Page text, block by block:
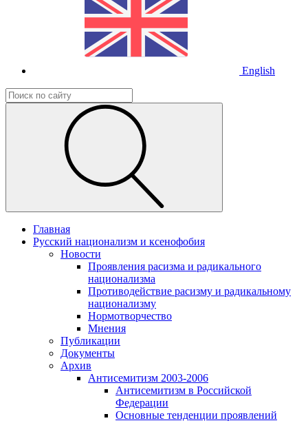
English
Главная
Русский национализм и ксенофобия
Новости
Проявления расизма и радикального
национализма
Противодействие расизму и радикальному
национализму
Нормотворчество
Мнения
Публикации
Документы
Архив
Антисемитизм 2003-2006
Антисемитизм в Российской
Федерации
Основные тенденции проявлений